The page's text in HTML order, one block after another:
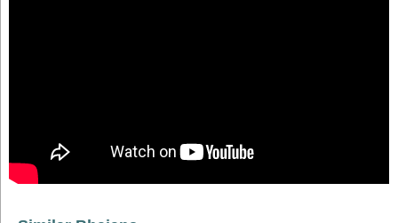
विविध
भजन